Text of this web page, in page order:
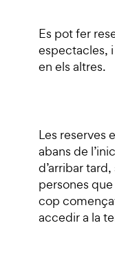
Es pot fer
espectacles, i
en els altres.
Les reserves
abans de
d’arribar
persones
cop
accedir a la